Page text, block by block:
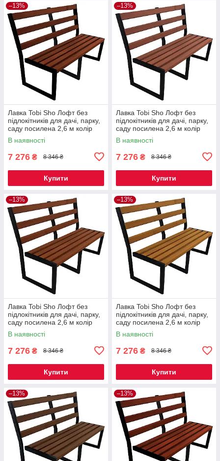
–13%
Лавка Tobi Sho Лофт без
підлокітників для дачі, парку,
саду посилена 2,6 м колір
каштан
В наявності
7 276 ₴ 8 346 ₴
Купити
–13%
Лавка Tobi Sho Лофт без
підлокітників для дачі, парку,
саду посилена 2,6 м колір
черешня
В наявності
7 276 ₴ 8 346 ₴
Купити
–13%
Лавка Tobi Sho Лофт без
підлокітників для дачі, парку,
саду посилена 2,6 м колір
макасар
В наявності
7 276 ₴ 8 346 ₴
Купити
–13%
Лавка Tobi Sho Лофт без
підлокітників для дачі, парку,
саду посилена 2,6 м колір
дуб
В наявності
7 276 ₴ 8 346 ₴
Купити
–13% –13%